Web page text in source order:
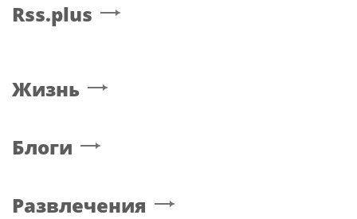
Rss.plus
Жизнь
Блоги
Развлечения